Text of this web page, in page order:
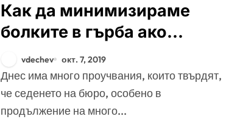
Как да минимизираме
болките в гърба ако
работим седнали
vdechev окт. 7, 2019
Днес има много проучвания, които твърдят,
че седенето на бюро, особено в
продължение на много...